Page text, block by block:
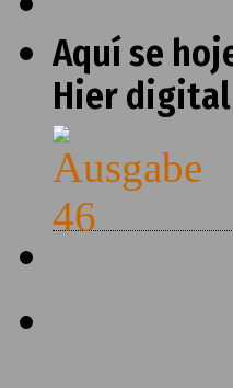
Aquí se
Hier